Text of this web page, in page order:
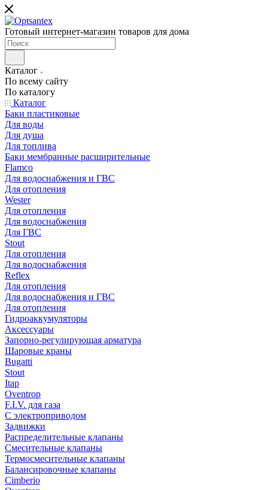
Готовый интернет-магазин товаров для дома
Каталог
По всему сайту
По каталогу
Каталог
Баки пластиковые
Для воды
Для душа
Для топлива
Баки мембранные расширительные
Flamco
Для водоснабжения и ГВС
Для отопления
Wester
Для отопления
Для водоснабжения
Для ГВС
Stout
Для отопления
Для водоснабжения
Reflex
Для отопления
Для водоснабжения и ГВС
Для отопления
Гидроаккумуляторы
Аксессуары
Запорно-регулирующая арматура
Шаровые краны
Bugatti
Stout
Itap
Oventrop
F.I.V. для газа
С электроприводом
Задвижки
Распределительные клапаны
Cмесительные клапаны
Термосмесительные клапаны
Балансировочные клапаны
Cimberio